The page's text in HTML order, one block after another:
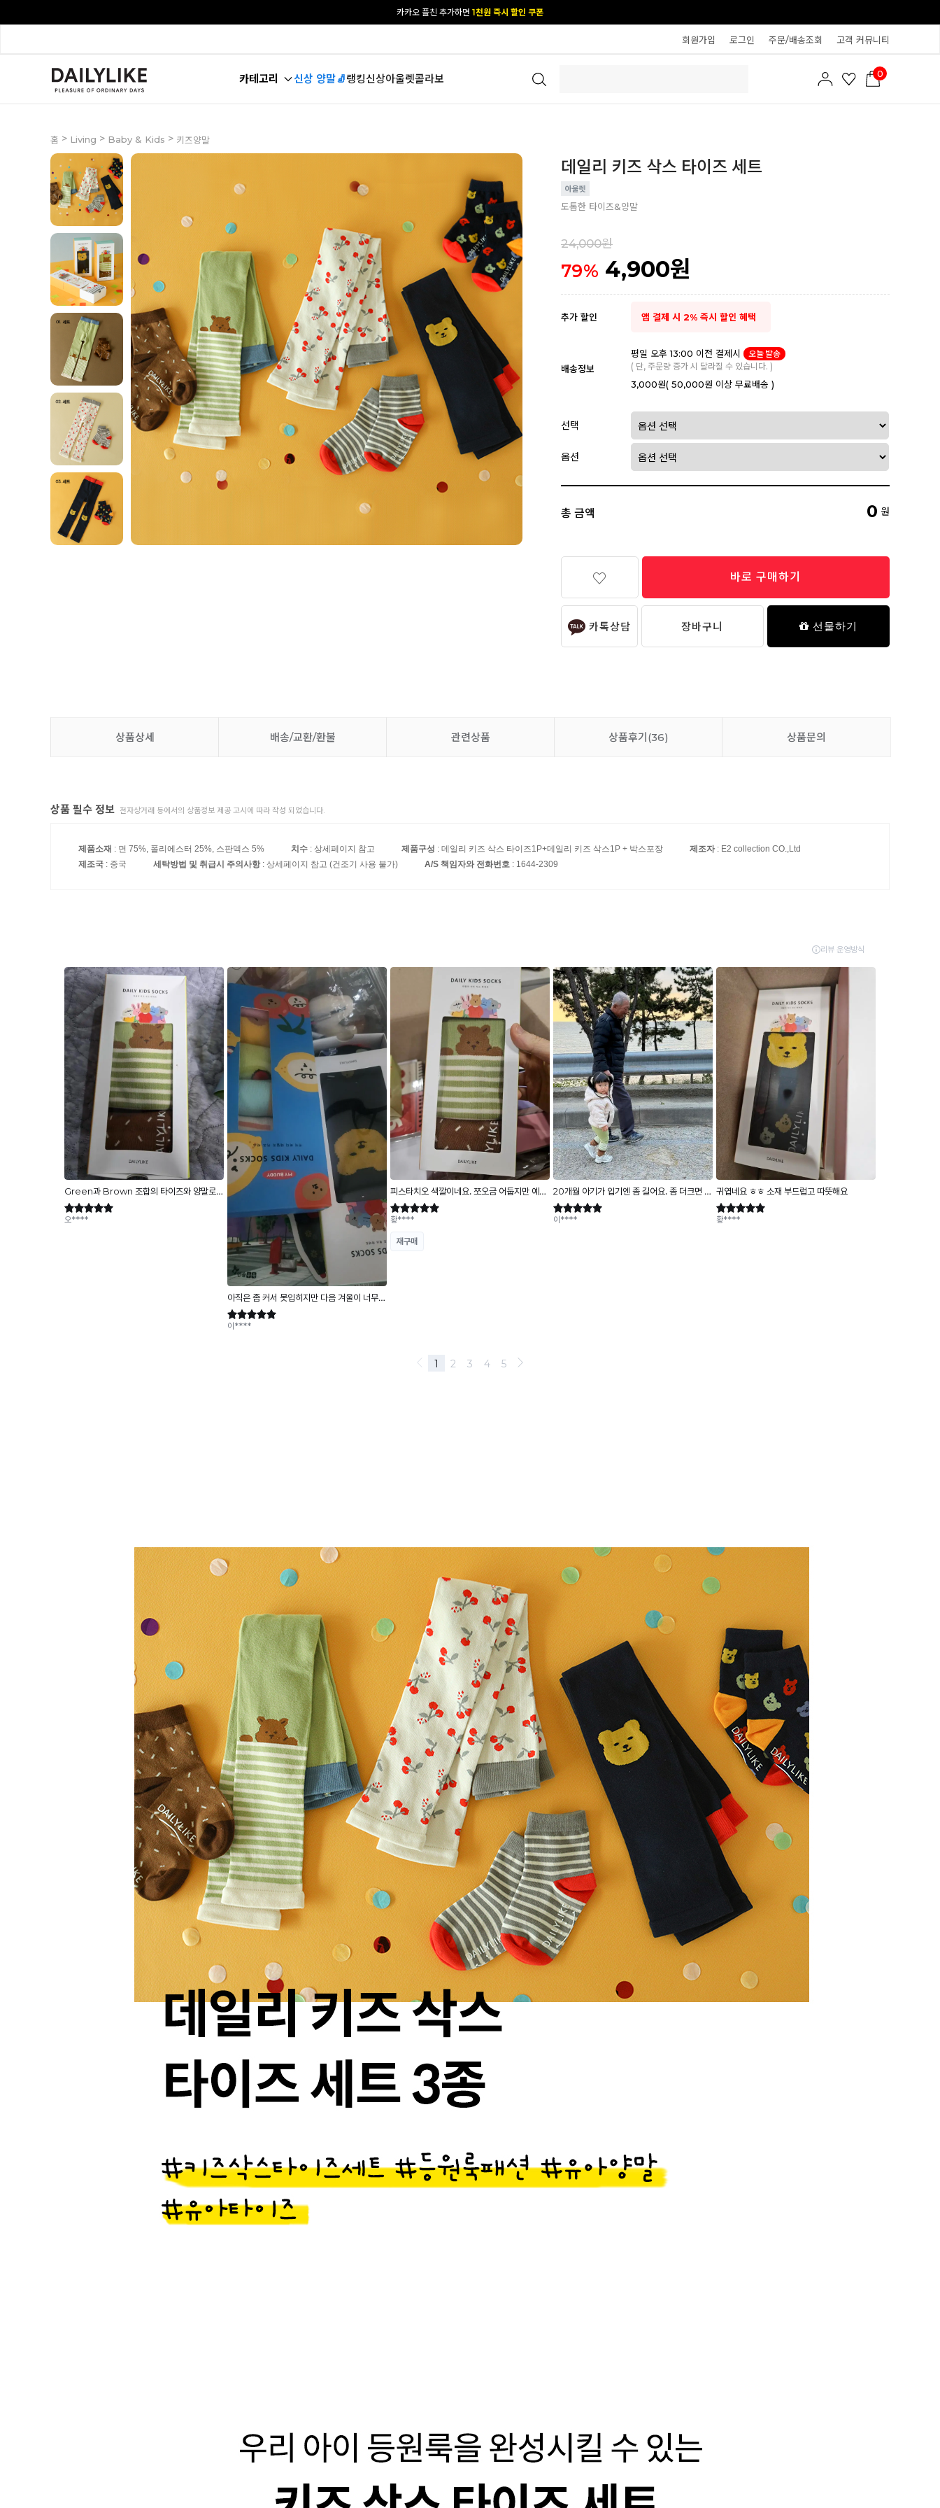
[공식몰 단독] 앱 다운받고2% 결제 할인 받기
회원가입 로그인 주문/배송조회 고객 커뮤니티
카테고리 신상 양말🧦랭킹신상아울렛콜라보 0
홈 > Living > Baby & Kids > 키즈양말
데일리 키즈 삭스 타이즈 세트
도톰한 타이즈&양말
24,000원
79% 4,900원
추가 할인 앱 결제 시 2% 즉시 할인 혜택
배송정보
평일 오후 13:00 이전 결제시
오늘 발송
( 단, 주문량 증가 시 달라질 수 있습니다. )
3,000원( 50,000원 이상 무료배송 )
선택
옵션
총 금액 0 원
바로 구매하기
카톡상담 장바구니 선물하기
상품상세 배송/교환/환불 관련상품 상품후기(36) 상품문의
상품 필수 정보 전자상거래 등에서의 상품정보 제공 고시에 따라 작성 되었습니다.
제품소재 : 면 75%, 폴리에스터 25%, 스판덱스 5% 치수 : 상세페이지 참고 제품구성 : 데일리 키즈 삭스 타이즈1P+데일리 키즈 삭스1P + 박스포장 제조자: E2 collection CO.,Ltd
제조국 : 중국 세탁방법 및 취급시 주의사항: 상세페이지 참고 (건조기 사용 불가) A/S 책임자와 전화번호 : 1644-2309